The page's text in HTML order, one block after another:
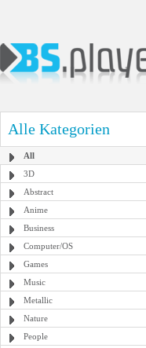
Alle Kategorien
All
3D
Abstract
Anime
Business
Computer/OS
Games
Music
Metallic
Nature
People